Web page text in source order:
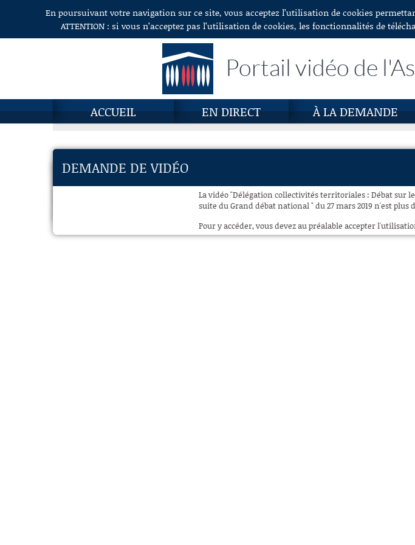
Aller au contenuEn poursuivant votre navigation sur ce site, vous acceptez l’utilisation de cookies
ATTENTION : si vous n’acceptez pas l’utilisation de cookies, les fonctionnalités de
Portail vidéo de
ACCUEIL EN DIRECT À LA DEMANDE
DEMANDE DE VIDÉO
La vidéo "Délégation collectivités territoriales : Débat sur
suite du Grand débat national " du 27 mars 2019 n'est plus
Pour y accéder, vous devez au préalable accepter